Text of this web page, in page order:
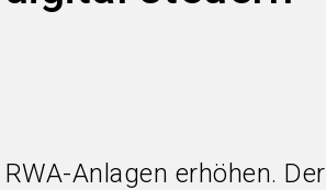
Anlagen erhöhen. Der